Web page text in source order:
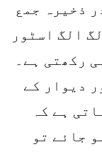
ذخیرہ جمع
الگ اسٹور
رکھتی ہے۔
دیوار کے
ہے کہ
جائے تو